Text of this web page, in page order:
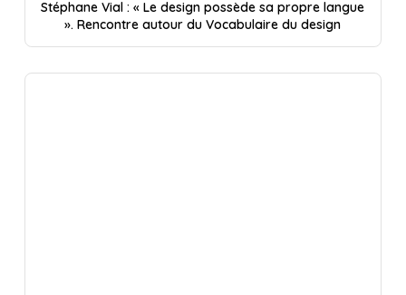
Stéphane Vial : « Le design possède sa propre langue
». Rencontre autour du Vocabulaire du design